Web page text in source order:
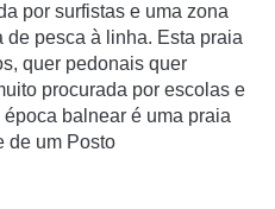
por surfistas e uma zona
pesca à linha. Esta praia
quer pedonais quer
procurada por escolas e
balnear é uma praia
de um Posto